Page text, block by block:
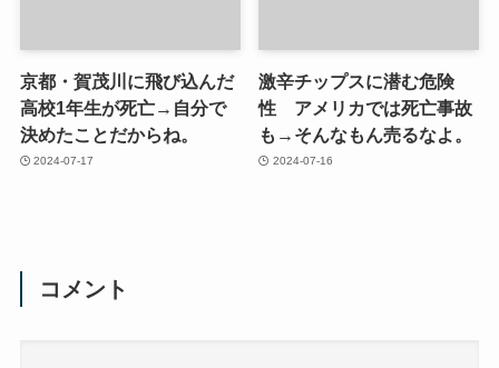
京都・賀茂川に飛び込んだ
高校1年生が死亡→自分で
決めたことだからね。
2024-07-17
激辛チップスに潜む危険
性 アメリカでは死亡事故
も→そんなもん売るなよ。
2024-07-16
コメント